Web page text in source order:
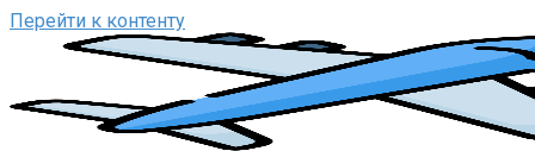
Перейти к контенту